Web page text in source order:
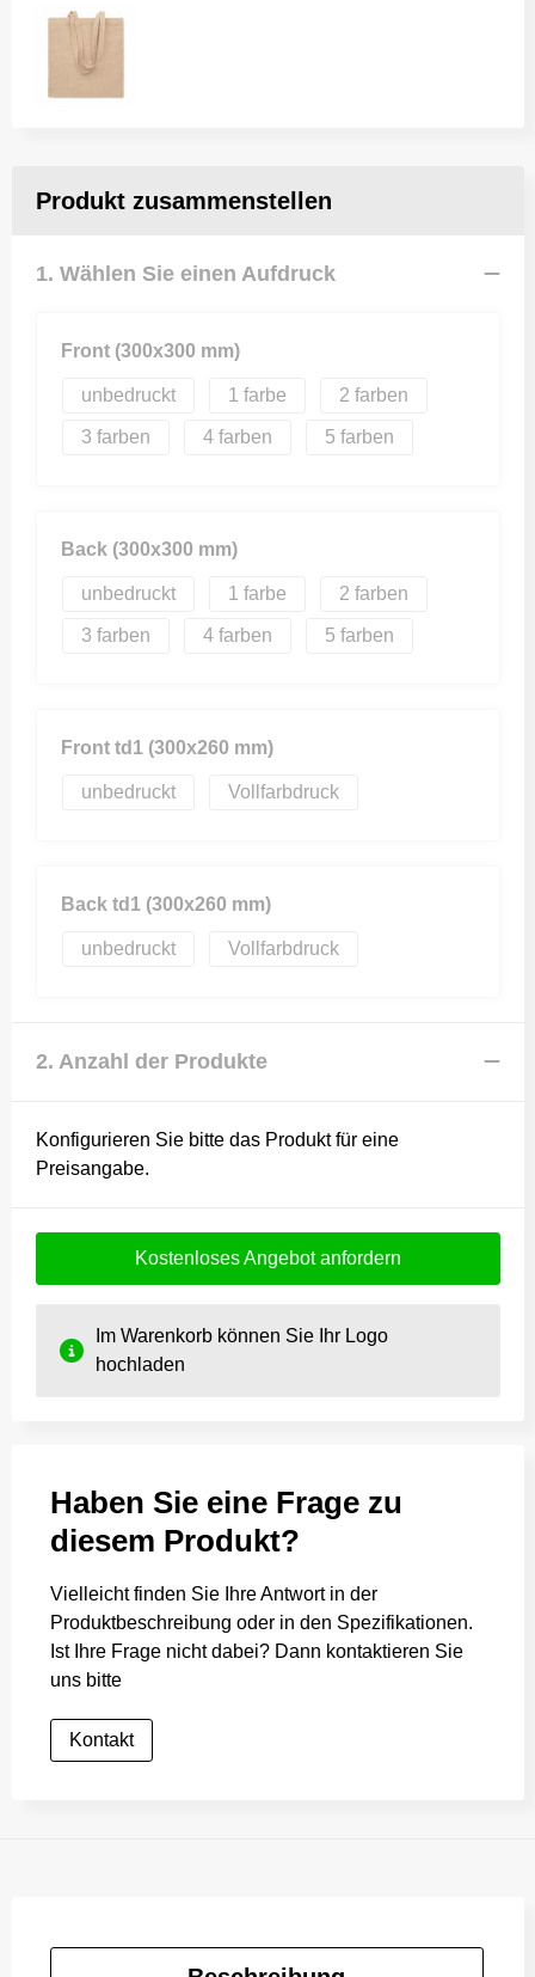
Produkt zusammenstellen
1. Wählen Sie einen Aufdruck
Front (300x300 mm)
unbedruckt 1 2
3 4 5
Back (300x300 mm)
unbedruckt 1 2
3 4 5
Front td1 (300x260 mm)
unbedruckt Vollfarbdruck
Back td1 (300x260 mm)
unbedruckt Vollfarbdruck
2. Anzahl der Produkte
Konfigurieren Sie bitte das Produkt für eine
Preisangabe.
Kostenloses Angebot anfordern
Im Warenkorb können Sie Ihr Logo
hochladen
Haben Sie eine Frage zu
diesem Produkt?
Vielleicht finden Sie Ihre Antwort in der
Produktbeschreibung oder in den Spezifikationen.
Ist Ihre Frage nicht dabei? Dann kontaktieren Sie
uns bitte
Kontakt